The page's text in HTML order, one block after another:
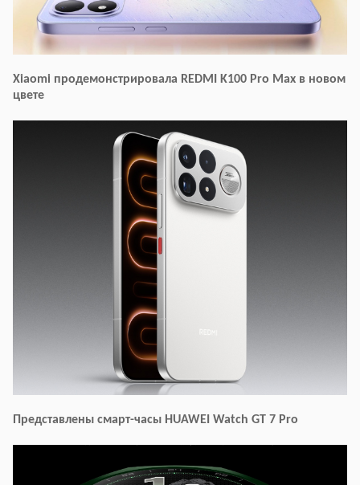
Xiaomi продемонстрировала REDMI K100 Pro Max в новом
цвете
Представлены смарт-часы HUAWEI Watch GT 7 Pro